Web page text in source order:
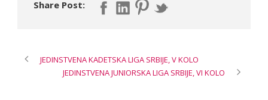
Share Post:
JEDINSTVENA KADETSKA LIGA SRBIJE, V KOLO
JEDINSTVENA JUNIORSKA LIGA SRBIJE, VI KOLO